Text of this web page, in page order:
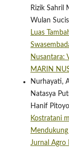
Rizik Sahril
Wulan
Luas
Nusantara:
MARIN
Nurhayati,
Natasya
Hanif
Kostratani
Mendukung
Jurnal Agro